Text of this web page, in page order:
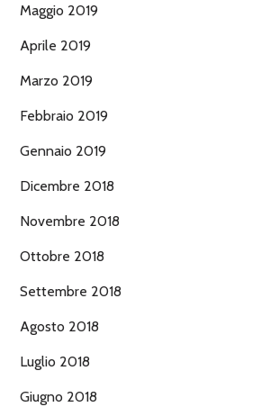
Maggio 2019
Aprile 2019
Marzo 2019
Febbraio 2019
Gennaio 2019
Dicembre 2018
Novembre 2018
Ottobre 2018
Settembre 2018
Agosto 2018
Luglio 2018
Giugno 2018